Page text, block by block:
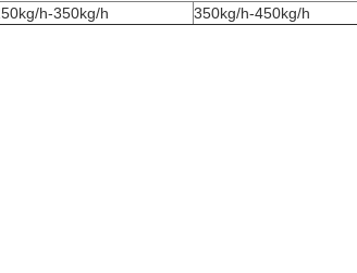
h-350kg/h 350kg/h-450kg/h